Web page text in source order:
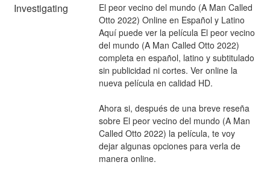
Investigating
El peor vecino del mundo (A Man Called
Otto 2022) Online en Español y Latino
Aquí puede ver la película El peor vecino
del mundo (A Man Called Otto 2022)
completa en español, latino y subtitulado
sin publicidad ni cortes. Ver online la
nueva película en calidad HD.
Ahora si, después de una breve reseña
sobre El peor vecino del mundo (A Man
Called Otto 2022) la película, te voy
dejar algunas opciones para verla de
manera online.